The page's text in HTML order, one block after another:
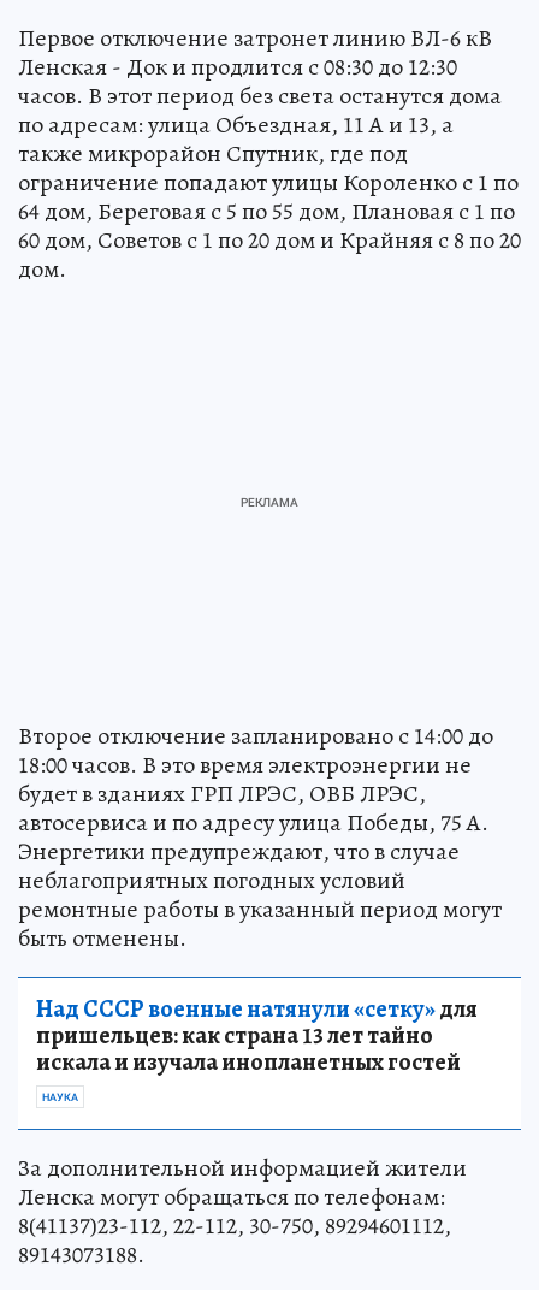
Первое отключение затронет линию ВЛ-6 кВ
Ленская - Док и продлится с 08:30 до 12:30
часов. В этот период без света останутся дома
по адресам: улица Объездная, 11 А и 13, а
также микрорайон Спутник, где под
ограничение попадают улицы Короленко с 1 по
64 дом, Береговая с 5 по 55 дом, Плановая с 1 по
60 дом, Советов с 1 по 20 дом и Крайняя с 8 по 20
дом.
Второе отключение запланировано с 14:00 до
18:00 часов. В это время электроэнергии не
будет в зданиях ГРП ЛРЭС, ОВБ ЛРЭС,
автосервиса и по адресу улица Победы, 75 А.
Энергетики предупреждают, что в случае
неблагоприятных погодных условий
ремонтные работы в указанный период могут
быть отменены.
Над СССР военные натянули «сетку»для
пришельцев: как страна 13 лет тайно
искала и изучала инопланетных гостей
НАУКА
За дополнительной информацией жители
Ленска могут обращаться по телефонам:
8(41137)23-112, 22-112, 30-750, 89294601112,
89143073188.